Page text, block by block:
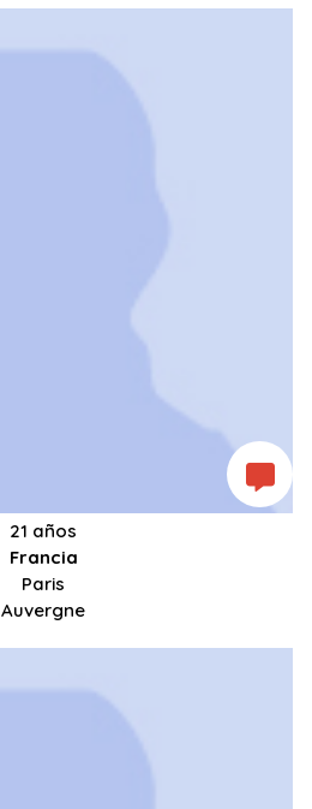
21 años
Francia
Paris
Auvergne